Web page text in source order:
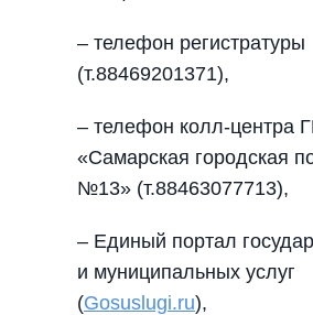
– телефон регистратуры
(т.88469201371),
– телефон колл-центра
«Самарская городская
№13» (т.88463077713),
– Единый портал
и муниципальных услуг
(Gosuslugi.ru),